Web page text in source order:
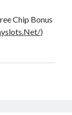
Chip Bonus
)